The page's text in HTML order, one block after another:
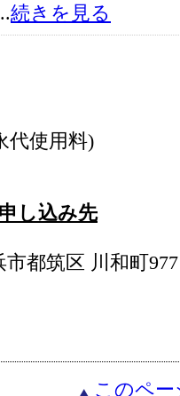
続きを見る
代使用料)
し込み先
市都筑区 川和町
このペ